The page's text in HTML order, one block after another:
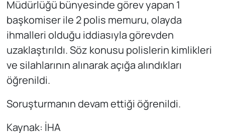
Müdürlüğü bünyesinde görev yapan 1
başkomiser ile 2 polis memuru, olayda
ihmalleri olduğu iddiasıyla görevden
uzaklaştırıldı. Söz konusu polislerin kimlikleri
ve silahlarının alınarak açığa alındıkları
öğrenildi.
Soruşturmanın devam ettiği öğrenildi.
Kaynak: İHA